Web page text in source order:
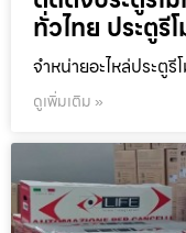
ทั่วไทย ประตูรี
จำหน่ายอะไหล่ประตู
ดูเพิ่มเติม »